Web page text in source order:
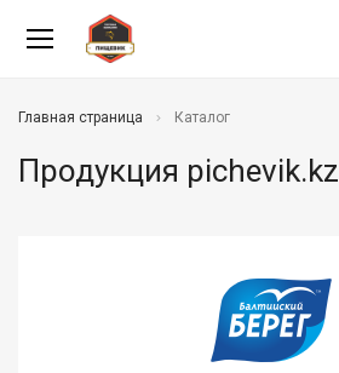
Главная страница Каталог
Продукция pichevik.kz